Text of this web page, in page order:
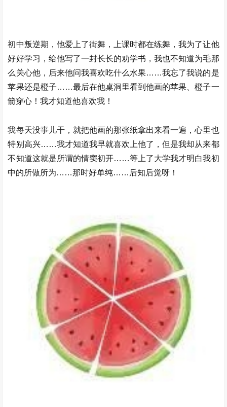
初中叛逆期，他爱上了街舞，上课时都在练舞，我为了让他
好好学习，给他写了一封长长的劝学书，我也不知道为毛那
么关心他，后来他问我喜欢吃什么水果……我忘了我说的是
苹果还是橙子……最后在他桌洞里看到他画的苹果、橙子一
箭穿心！我才知道他喜欢我！
我每天没事儿干，就把他画的那张纸拿出来看一遍，心里也
特别高兴……我才知道我早就喜欢上他了，但是我却从来都
不知道这就是所谓的情窦初开……等上了大学我才明白我初
中的所做所为……那时好单纯……后知后觉呀！